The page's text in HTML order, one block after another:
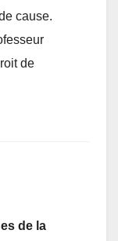
cause.
de
de la